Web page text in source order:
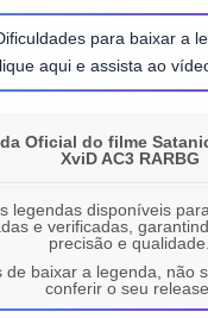
para baixar a
aqui e assista ao
Oficial do filme
XviD AC3 RARBG
legendas disponíveis
e verificadas,
precisão e qualidade.
de baixar a legenda, não
conferir o seu